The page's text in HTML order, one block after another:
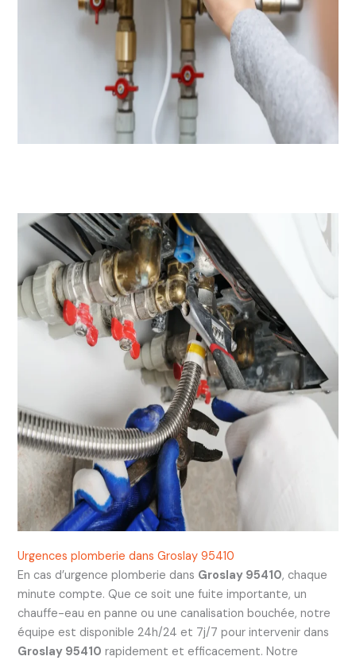
Urgences plomberie dans Groslay 95410
En cas d’urgence plomberie dans Groslay 95410, chaque
minute compte. Que ce soit une fuite importante, un
chauffe-eau en panne ou une canalisation bouchée, notre
équipe est disponible 24h/24 et 7j/7 pour intervenir dans
Groslay 95410 rapidement et efficacement. Notre